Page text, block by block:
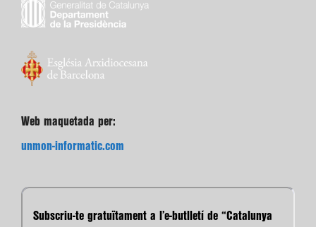
Web maquetada per:
unmon-informatic.com
Subscriu-te gratuïtament a l’e-butlletí de “Catalunya